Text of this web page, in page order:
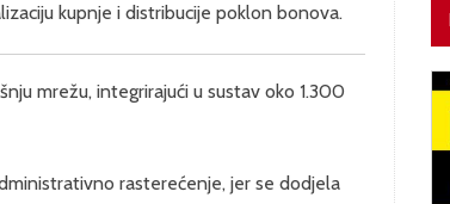
kupnje i distribucije poklon bonova.
mrežu, integrirajući u sustav oko 1.300
rasterećenje, jer se dodjela